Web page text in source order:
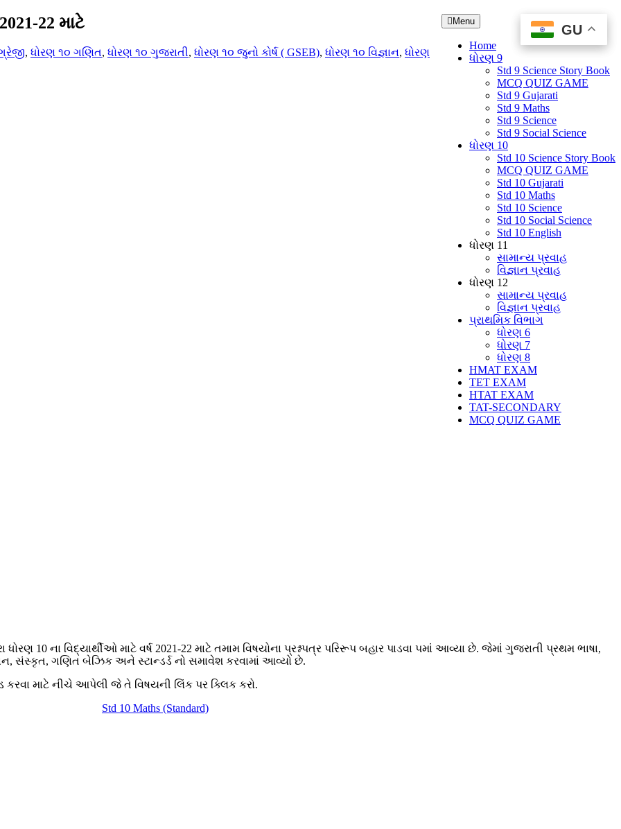
Menu
Home
ધોરણ 9
Std 9 Science Story Book
MCQ QUIZ GAME
Std 9 Gujarati
Std 9 Maths
Std 9 Science
Std 9 Social Science
ધોરણ 10
Std 10 Science Story Book
MCQ QUIZ GAME
Std 10 Gujarati
Std 10 Maths
Std 10 Science
Std 10 Social Science
Std 10 English
ધોરણ 11
સામાન્ય પ્રવાહ
વિજ્ઞાન પ્રવાહ
ધોરણ 12
સામાન્ય પ્રવાહ
વિજ્ઞાન પ્રવાહ
પ્રાથમિક વિભાગ
ધોરણ 6
ધોરણ 7
ધોરણ 8
HMAT EXAM
TET EXAM
HTAT EXAM
TAT-SECONDARY
MCQ QUIZ GAME
22 માટે
, ધોરણ ૧૦ ગણિત, ધોરણ ૧૦ ગુજરાતી, ધોરણ ૧૦ જુનો કોર્ષ ( GSEB), ધોરણ ૧૦ વિજ્ઞાન, ધોરણ
10 ના વિદ્યાર્થીઓ માટે વર્ષ 2021-22 માટે તમામ વિષયોના પ્રશ્નપત્ર પરિરૂપ બહાર પાડવા પમાં આવ્યા છે. જેમાં ગુજરાતી પ્રથમ ભાષા,
સંસ્કૃત, ગણિત બેઝિક અને સ્ટાન્ડર્ડ નો સમાવેશ કરવામાં આવ્યો છે.
કરવા માટે નીચે આપેલી જે તે વિષયની લિંક પર ક્લિક કરો.
Std 10 Maths (Standard)
GU
GU